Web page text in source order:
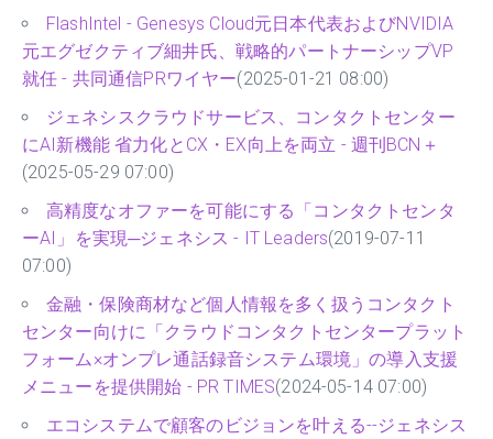
FlashIntel - Genesys Cloud元日本代表およびNVIDIA
元エグゼクティブ細井氏、戦略的パートナーシップVP
就任 - 共同通信PRワイヤー(2025-01-21 08:00)
ジェネシスクラウドサービス、コンタクトセンター
にAI新機能 省力化とCX・EX向上を両立 - 週刊BCN＋
(2025-05-29 07:00)
高精度なオファーを可能にする「コンタクトセンタ
ーAI」を実現─ジェネシス - IT Leaders(2019-07-11
07:00)
金融・保険商材など個人情報を多く扱うコンタクト
センター向けに「クラウドコンタクトセンタープラット
フォーム×オンプレ通話録音システム環境」の導入支援
メニューを提供開始 - PR TIMES(2024-05-14 07:00)
エコシステムで顧客のビジョンを叶える--ジェネシス